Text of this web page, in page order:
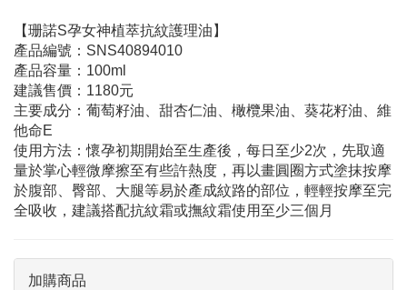
【珊諾S孕女神植萃抗紋護理油】
產品編號：SNS40894010
產品容量：100ml
建議售價：1180元
主要成分：葡萄籽油、甜杏仁油、橄欖果油、葵花籽油、維
他命E
使用方法：懷孕初期開始至生產後，每日至少2次，先取適
量於掌心輕微摩擦至有些許熱度，再以畫圓圈方式塗抹按摩
於腹部、臀部、大腿等易於產成紋路的部位，輕輕按摩至完
全吸收，建議搭配抗紋霜或撫紋霜使用至少三個月
加購商品